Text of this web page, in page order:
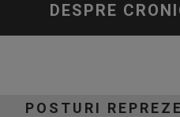
DESPRE
POSTURI